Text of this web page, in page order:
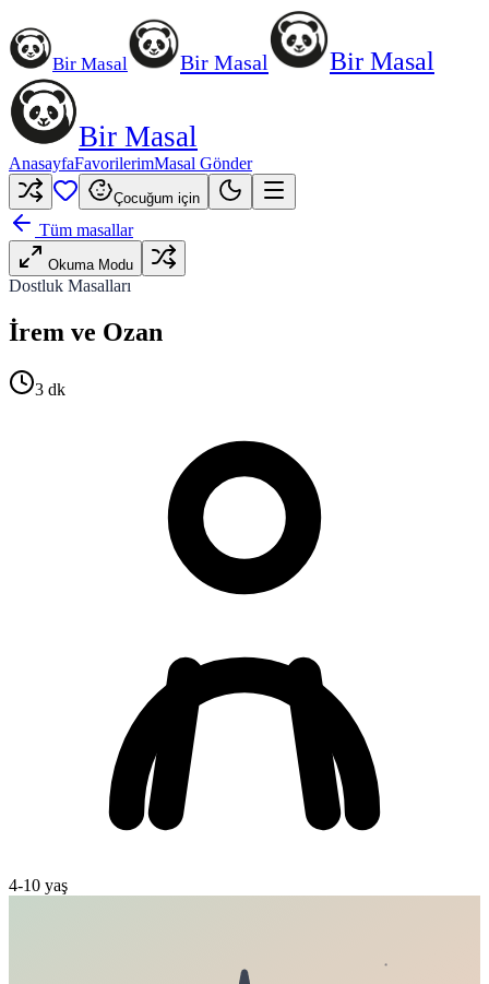
Bir Masal Bir Masal Bir Masal
Bir Masal
AnasayfaFavorilerimMasal Gönder
Çocuğum için
Tüm masallar
Okuma Modu
Dostluk Masalları
İrem ve Ozan
3 dk
4-10 yaş